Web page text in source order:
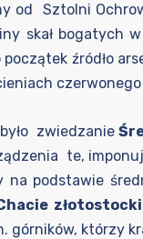
od Sztolni
skał bogatych
początek źródło
zwiedzanie
te,
na podstawie
górników, którzy